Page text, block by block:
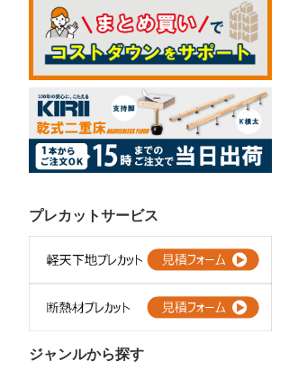
プレカットサービス
ジャンルから探す